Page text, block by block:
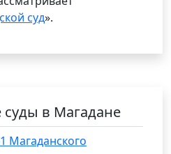
суд».
в Магадане
Магаданского